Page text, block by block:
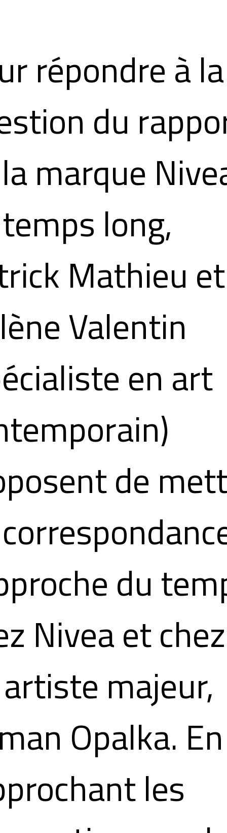
répondre à la
du
marque
long,
Mathieu et
Valentin
en art
de
du
Nivea et chez
majeur,
Opalka. En
les